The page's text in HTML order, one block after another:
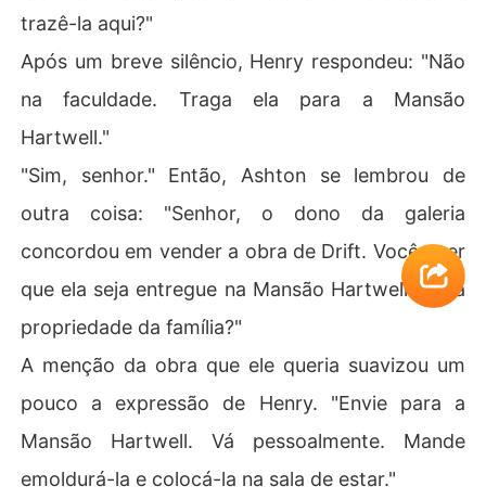
trazê-la aqui?"
Após um breve silêncio, Henry respondeu: "Não
na faculdade. Traga ela para a Mansão
Hartwell."
"Sim, senhor." Então, Ashton se lembrou de
outra coisa: "Senhor, o dono da galeria
concordou em vender a obra de Drift. Você quer
que ela seja entregue na Mansão Hartwell ou na
propriedade da família?"
A menção da obra que ele queria suavizou um
pouco a expressão de Henry. "Envie para a
Mansão Hartwell. Vá pessoalmente. Mande
emoldurá-la e colocá-la na sala de estar."